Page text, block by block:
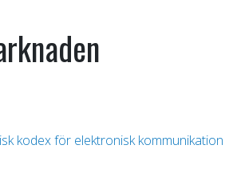
kodex för elektronisk kommunikation